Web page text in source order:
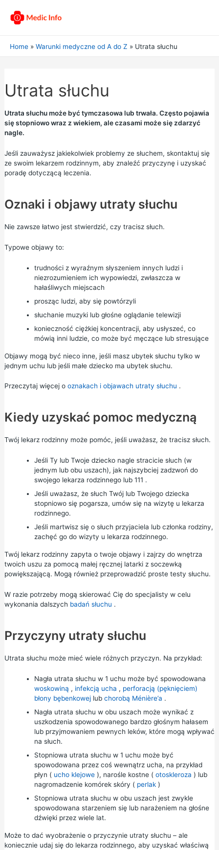
Home Warunki medyczne od A do Z Utrata słuchu
Utrata słuchu
Utrata słuchu może być tymczasowa lub trwała. Często pojawia
się stopniowo wraz z wiekiem, ale czasami może się zdarzyć
nagle.
Jeśli zauważysz jakiekolwiek problemy ze słuchem, skontaktuj się
ze swoim lekarzem rodzinnym, aby znaleźć przyczynę i uzyskać
poradę dotyczącą leczenia.
Oznaki i objawy utraty słuchu
Nie zawsze łatwo jest stwierdzić, czy tracisz słuch.
Typowe objawy to:
trudności z wyraźnym słyszeniem innych ludzi i
niezrozumieniem ich wypowiedzi, zwłaszcza w
hałaśliwych miejscach
prosząc ludzi, aby się powtórzyli
słuchanie muzyki lub głośne oglądanie telewizji
konieczność ciężkiej koncentracji, aby usłyszeć, co
mówią inni ludzie, co może być męczące lub stresujące
Objawy mogą być nieco inne, jeśli masz ubytek słuchu tylko w
jednym uchu lub jeśli małe dziecko ma ubytek słuchu.
Przeczytaj więcej o oznakach i objawach utraty słuchu .
Kiedy uzyskać pomoc medyczną
Twój lekarz rodzinny może pomóc, jeśli uważasz, że tracisz słuch.
Jeśli Ty lub Twoje dziecko nagle stracicie słuch (w
jednym lub obu uszach), jak najszybciej zadzwoń do
swojego lekarza rodzinnego lub 111 .
Jeśli uważasz, że słuch Twój lub Twojego dziecka
stopniowo się pogarsza, umów się na wizytę u lekarza
rodzinnego.
Jeśli martwisz się o słuch przyjaciela lub członka rodziny,
zachęć go do wizyty u lekarza rodzinnego.
Twój lekarz rodzinny zapyta o twoje objawy i zajrzy do wnętrza
twoich uszu za pomocą małej ręcznej latarki z soczewką
powiększającą. Mogą również przeprowadzić proste testy słuchu.
W razie potrzeby mogą skierować Cię do specjalisty w celu
wykonania dalszych badań słuchu .
Przyczyny utraty słuchu
Utrata słuchu może mieć wiele różnych przyczyn. Na przykład:
Nagła utrata słuchu w 1 uchu może być spowodowana
woskowiną , infekcją ucha , perforacją (pęknięciem)
błony bębenkowejlub chorobą Ménière’a .
Nagła utrata słuchu w obu uszach może wynikać z
uszkodzenia spowodowanego bardzo głośnym hałasem
lub przyjmowaniem pewnych leków, które mogą wpływać
na słuch.
Stopniowa utrata słuchu w 1 uchu może być
spowodowana przez coś wewnątrz ucha, na przykład
płyn ( ucho klejowe), narośle kostne ( otoskleroza ) lub
nagromadzenie komórek skóry ( perlak)
Stopniowa utrata słuchu w obu uszach jest zwykle
spowodowana starzeniem się lub narażeniem na głośne
dźwięki przez wiele lat.
Może to dać wyobrażenie o przyczynie utraty słuchu – ale
koniecznie udaj się do lekarza rodzinnego, aby uzyskać właściwą